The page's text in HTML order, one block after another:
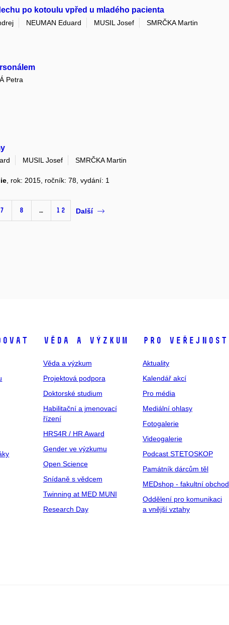
po kotoulu vpřed u mladého pacienta
NEUMAN Eduard MUSIL Josef
SMRČKA Martin
Petra
MUSIL Josef
SMRČKA Martin
, rok: 2015, ročník: 78, vydání: 1
7 8 … 12 Další
Věda a výzkum
Věda a výzkum
Projektová podpora
Doktorské studium
Habilitační a jmenovací
řízení
HRS4R / HR Award
Gender ve výzkumu
Open Science
Snídaně s vědcem
Twinning at MED MUNI
Research Day
Pro veřejnost
Aktuality
Kalendář akcí
Pro média
Mediální ohlasy
Fotogalerie
Videogalerie
Podcast STETOSKOP
Památník dárcům těl
MEDshop - fakultní obchod
Oddělení pro komunikaci
a vnější vztahy